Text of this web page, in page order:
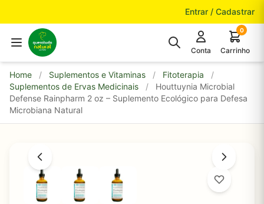
Entrar / Cadastrar
Conta
0
Carrinho
Home / Suplementos e Vitaminas / Fitoterapia
/
Suplementos de Ervas Medicinais
/
Houttuynia Microbial
Defense Rainpharm 2 oz – Suplemento Ecológico para Defesa
Microbiana Natural